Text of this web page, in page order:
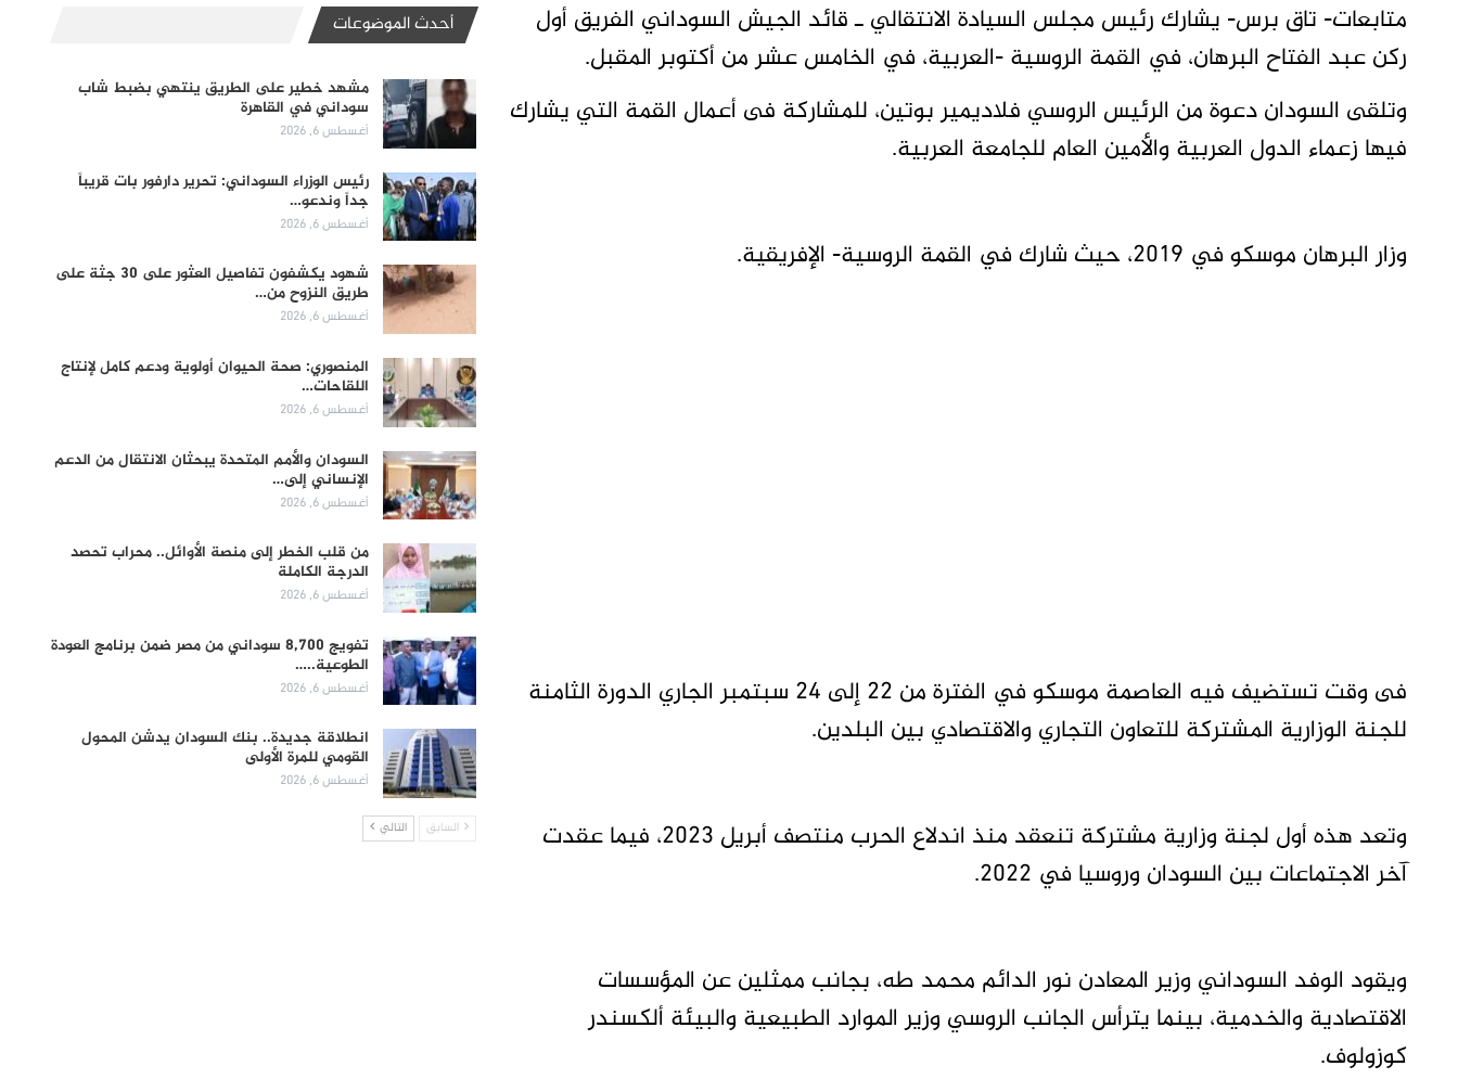
متابعات- تاق برس- يشارك رئيس مجلس السيادة الانتقالي ـ قائد الجيش السوداني الفريق أول
ركن عبد الفتاح البرهان، في القمة الروسية -العربية، في الخامس عشر من أكتوبر المقبل.
وتلقى السودان دعوة من الرئيس الروسي فلاديمير بوتين، للمشاركة فى أعمال القمة التي يشارك
فيها زعماء الدول العربية والأمين العام للجامعة العربية.
وزار البرهان موسكو في 2019، حيث شارك في القمة الروسية- الإفريقية.
فى وقت تستضيف فيه العاصمة موسكو في الفترة من 22 إلى 24 سبتمبر الجاري الدورة الثامنة
للجنة الوزارية المشتركة للتعاون التجاري والاقتصادي بين البلدين.
وتعد هذه أول لجنة وزارية مشتركة تنعقد منذ اندلاع الحرب منتصف أبريل 2023، فيما عقدت
آخر الاجتماعات بين السودان وروسيا في 2022.
ويقود الوفد السوداني وزير المعادن نور الدائم محمد طه، بجانب ممثلين عن المؤسسات
الاقتصادية والخدمية، بينما يترأس الجانب الروسي وزير الموارد الطبيعية والبيئة ألكسندر
كوزولوف.
أحدث الموضوعات
مشهد خطير على الطريق ينتهي بضبط شاب
سوداني في القاهرة
أغسطس 6, 2026
رئيس الوزراء السوداني: تحرير دارفور بات قريباً
جداً وندعو…
أغسطس 6, 2026
شهود يكشفون تفاصيل العثور على 30 جثة على
طريق النزوح من…
أغسطس 6, 2026
المنصوري: صحة الحيوان أولوية ودعم كامل لإنتاج
اللقاحات…
أغسطس 6, 2026
السودان والأمم المتحدة يبحثان الانتقال من الدعم
الإنساني إلى…
أغسطس 6, 2026
من قلب الخطر إلى منصة الأوائل.. محراب تحصد
الدرجة الكاملة
أغسطس 6, 2026
تفويج 8,700 سوداني من مصر ضمن برنامج العودة
الطوعية..…
أغسطس 6, 2026
انطلاقة جديدة.. بنك السودان يدشن المحول
القومي للمرة الأولى
أغسطس 6, 2026
السابق التالي